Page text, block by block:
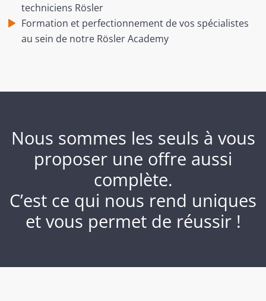
techniciens Rösler
Formation et perfectionnement de vos spécialistes
au sein de notre Rösler Academy
Nous sommes les seuls à vous
proposer une offre aussi
complète.
C’est ce qui nous rend uniques
et vous permet de réussir !